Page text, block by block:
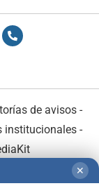
de avisos -
institucionales-
✕